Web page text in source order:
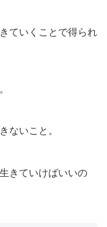
ていくことで得られ
ないこと。
きていけばいいの